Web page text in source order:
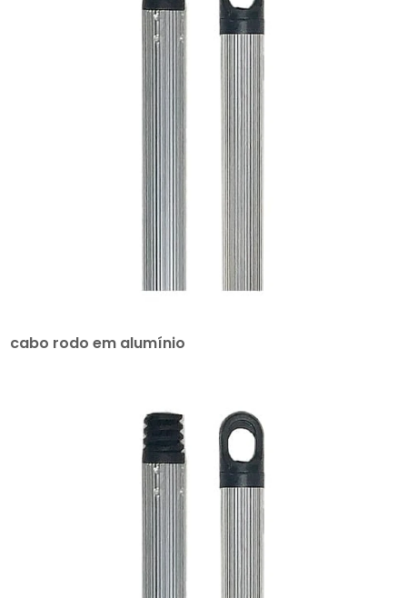
cabo rodo em alumínio